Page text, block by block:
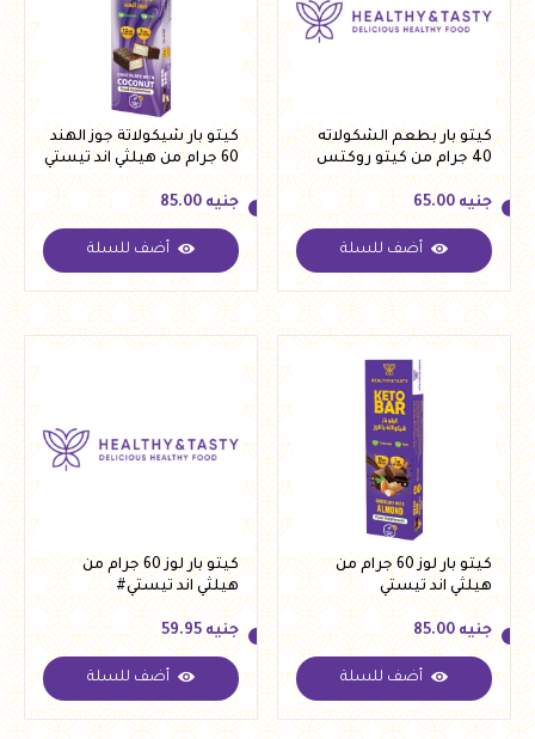
كيتو بار بطعم الشكولاته
40 جرام من كيتو روكتس
جنيه
جنيه 65.00
أضف للسلة
كيتو بار شيكولاتة جوز الهند
60 جرام من هيلثي اند تيستي
جنيه
جنيه 85.00
أضف للسلة
كيتو بار لوز 60 جرام من
هيلثي اند تيستي
جنيه
جنيه 85.00
أضف للسلة
كيتو بار لوز 60 جرام من
هيلثي اند تيستي#
جنيه
جنيه 59.95
أضف للسلة